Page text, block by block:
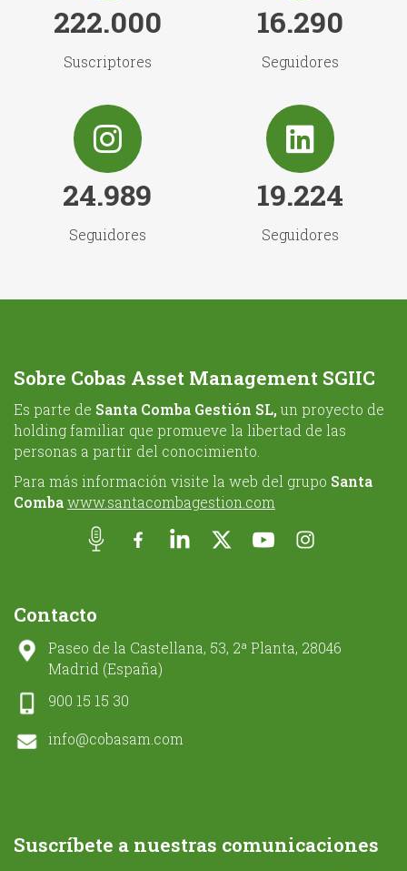
222.000
Suscriptores
16.290
Seguidores
24.989
Seguidores
19.224
Seguidores
Sobre Cobas Asset Management SGIIC
Es parte de Santa Comba Gestión SL, un proyecto de
holding familiar que promueve la libertad de las
personas a partir del conocimiento.
Para más información visite la web del grupo Santa
Combawww.santacombagestion.com
Contacto
Paseo de la Castellana, 53, 2ª Planta, 28046
Madrid (España)
900 15 15 30
info@cobasam.com
Suscríbete a nuestras comunicaciones